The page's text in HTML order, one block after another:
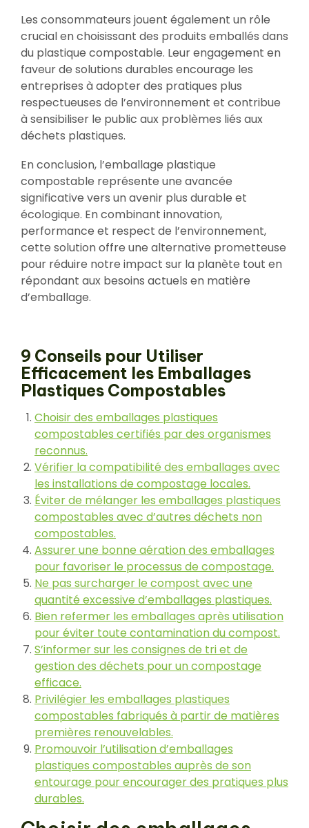
Les consommateurs jouent également un rôle
crucial en choisissant des produits emballés dans
du plastique compostable. Leur engagement en
faveur de solutions durables encourage les
entreprises à adopter des pratiques plus
respectueuses de l’environnement et contribue
à sensibiliser le public aux problèmes liés aux
déchets plastiques.
En conclusion, l’emballage plastique
compostable représente une avancée
significative vers un avenir plus durable et
écologique. En combinant innovation,
performance et respect de l’environnement,
cette solution offre une alternative prometteuse
pour réduire notre impact sur la planète tout en
répondant aux besoins actuels en matière
d’emballage.
9 Conseils pour Utiliser
Efficacement les Emballages
Plastiques Compostables
Choisir des emballages plastiques
compostables certifiés par des organismes
reconnus.
Vérifier la compatibilité des emballages avec
les installations de compostage locales.
Éviter de mélanger les emballages plastiques
compostables avec d’autres déchets non
compostables.
Assurer une bonne aération des emballages
pour favoriser le processus de compostage.
Ne pas surcharger le compost avec une
quantité excessive d’emballages plastiques.
Bien refermer les emballages après utilisation
pour éviter toute contamination du compost.
S’informer sur les consignes de tri et de
gestion des déchets pour un compostage
efficace.
Privilégier les emballages plastiques
compostables fabriqués à partir de matières
premières renouvelables.
Promouvoir l’utilisation d’emballages
plastiques compostables auprès de son
entourage pour encourager des pratiques plus
durables.